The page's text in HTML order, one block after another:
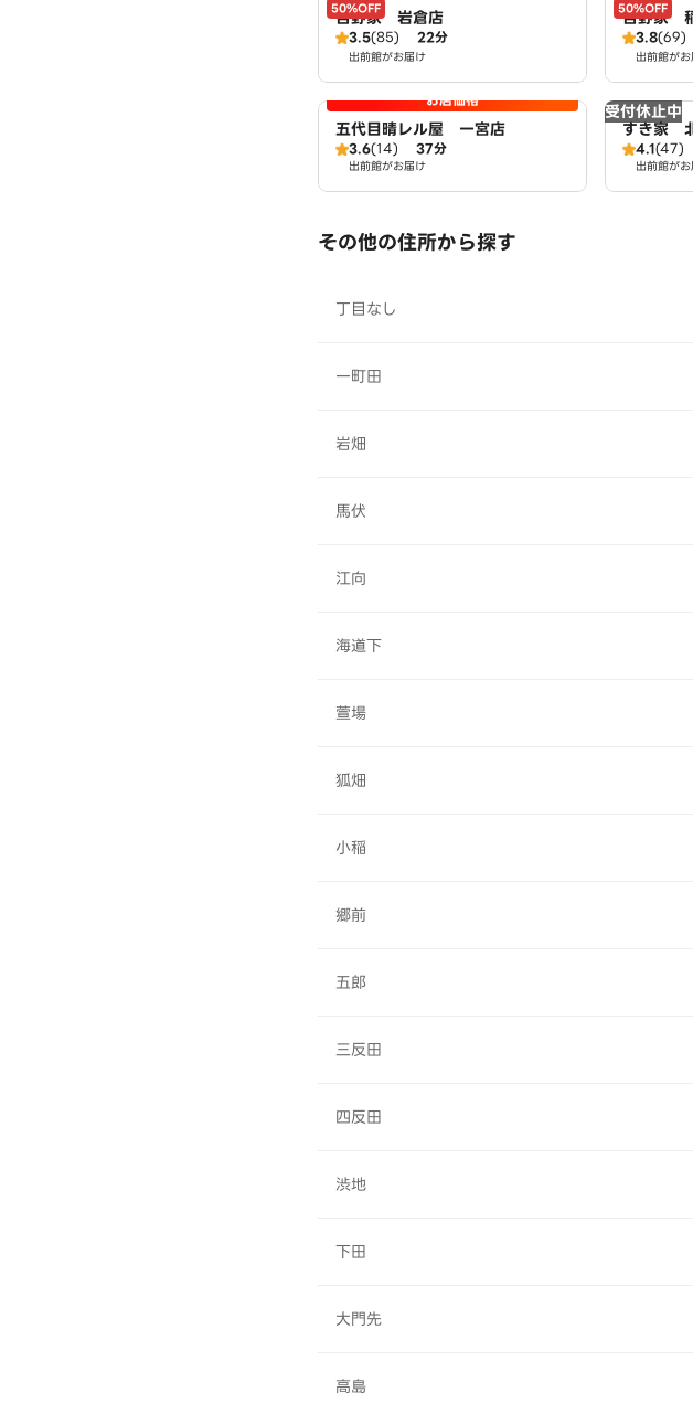
50%OFF
吉野家 岩倉店
3.5(85) 22分
出前館がお届け
50%OFF
吉野家
3.8(69)
出前館が
お店価格
五代目晴レル屋 一宮店
3.6(14) 37分
出前館がお届け
受付休止中
すき家
4.1(47)
出前館が
その他の住所から探す
丁目なし
一町田
岩畑
馬伏
江向
海道下
萱場
狐畑
小稲
郷前
五郎
三反田
四反田
渋地
下田
大門先
高島